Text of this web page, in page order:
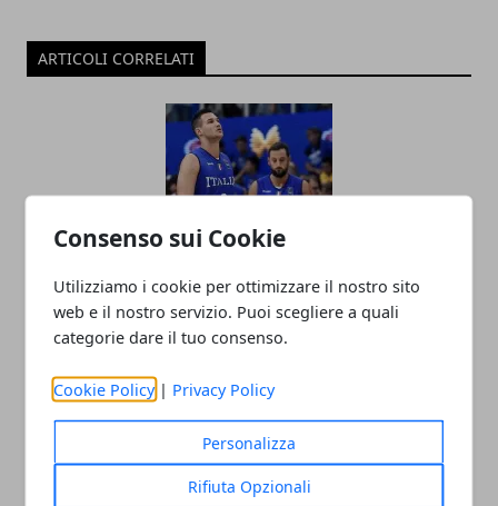
Consenso sui Cookie
Utilizziamo i cookie per ottimizzare il nostro sito
web e il nostro servizio. Puoi scegliere a quali
categorie dare il tuo consenso.
Cookie Policy | Privacy Policy
Personalizza
Rifiuta Opzionali
ARTICOLI CORRELATI
Mondiale di Basket: dove può arrivare
l'Italia di Meo Sacchetti?
27/06/2019